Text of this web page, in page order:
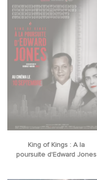
King of Kings : A la
poursuite d'Edward Jones